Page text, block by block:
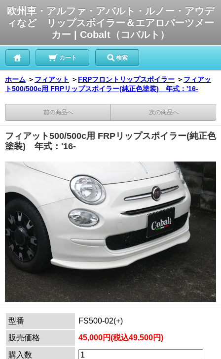
欧州車・アルファ・アバルト・ルノー・アウデ
ィなど リップスポイラー＆エアロパーツメー
カー | Cobalt（コバルト）
カート 検索
ホーム ＞ フィアット ＞ FRPフロントリップスポイラー ＞ フィアッ
ト500/500c用 FRPリップスポイラー(純正色塗装) 年式：'16-
前の商品へ 次の商品へ
フィアット500/500c用 FRPリップスポイラー(純正色
塗装) 年式：'16-
型番
FS500-02(+)
販売価格
45,000円(税込49,500円)
購入数